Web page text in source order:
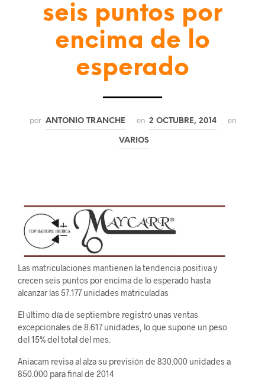
seis puntos por
encima de lo
esperado
por ANTONIO TRANCHE en 2 OCTUBRE, 2014 en
VARIOS
Las matriculaciones mantienen la tendencia positiva y
crecen seis puntos por encima de lo esperado hasta
alcanzar las 57.177 unidades matriculadas
El último día de septiembre registró unas ventas
excepcionales de 8.617 unidades, lo que supone un peso
del 15% del total del mes.
Aniacam revisa al alza su previsión de 830.000 unidades a
850.000 para final de 2014